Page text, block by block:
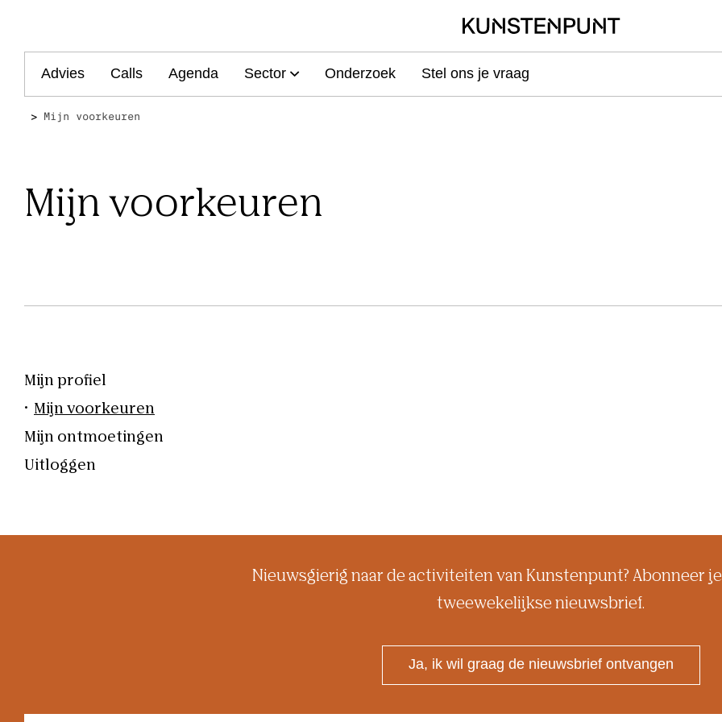
Advies Calls Agenda Sector Onderzoek Stel ons je vraag
Mijn voorkeuren
Mijn voorkeuren
Account
navigation
Mijn profiel
Mijn voorkeuren
Mijn ontmoetingen
Uitloggen
Nieuwsgierig naar de activiteiten van Kunstenpunt? Abonneer
tweewekelijkse nieuwsbrief.
Ja, ik wil graag de nieuwsbrief ontvangen